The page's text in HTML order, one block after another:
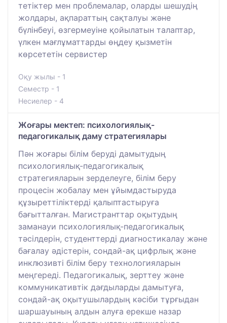
тетіктер мен проблемалар, оларды шешудің
жолдары, ақпараттың сақталуы және
бүлінбеуі, өзгермеуіне қойылатын талаптар,
үлкен мағлұматтарды өңдеу қызметін
көрсететін сервистер
Оқу жылы - 1
Семестр - 1
Несиелер - 4
Жоғары мектеп: психологиялық-
педагогикалық даму стратегиялары
Пән жоғары білім беруді дамытудың
психологиялық-педагогикалық
стратегияларын зерделеуге, білім беру
процесін жобалау мен ұйымдастыруда
құзыреттіліктерді қалыптастыруға
бағытталған. Магистранттар оқытудың
заманауи психологиялық-педагогикалық
тәсілдерін, студенттерді диагностикалау және
бағалау әдістерін, сондай-ақ цифрлық және
инклюзивті білім беру технологияларын
меңгереді. Педагогикалық, зерттеу және
коммуникативтік дағдыларды дамытуға,
сондай-ақ оқытушылардың кәсіби тұрғыдан
шаршауының алдын алуға ерекше назар